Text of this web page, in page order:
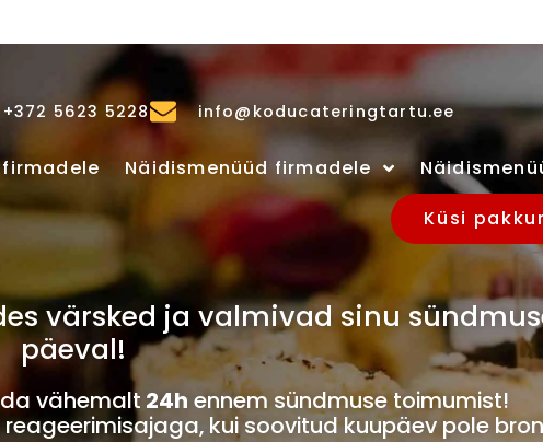
+372 5623 5228 info@koducateringtartu.ee
Näidismenüüd firmadele
Küsi
värsked ja valmivad sinu
päeval!
vähemalt 24h ennem sündmuse toimumist!
kui soovitud kuupäev pole